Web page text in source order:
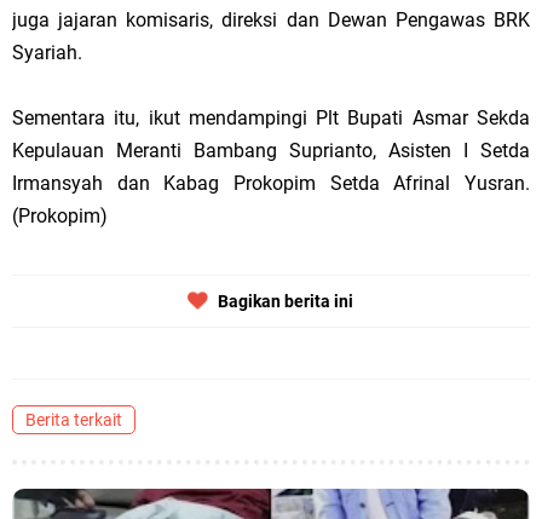
juga jajaran komisaris, direksi dan Dewan Pengawas BRK
Syariah.
Sementara itu, ikut mendampingi Plt Bupati Asmar Sekda
Kepulauan Meranti Bambang Suprianto, Asisten I Setda
Irmansyah dan Kabag Prokopim Setda Afrinal Yusran.
(Prokopim)
Bagikan berita ini
Berita terkait